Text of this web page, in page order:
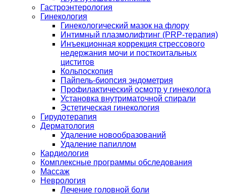
Гастроэнтерология
Гинекология
Гинекологический мазок на флору
Интимный плазмолифтинг (PRP-терапия)
Инъекционная коррекция стрессового
недержания мочи и посткоитальных
циститов
Кольпоскопия
Пайпель-биопсия эндометрия
Профилактический осмотр у гинеколога
Установка внутриматочной спирали
Эстетическая гинекология
Гирудотерапия
Дерматология
Удаление новообразований
Удаление папиллом
Кардиология
Комплексные программы обследования
Массаж
Неврология
Лечение головной боли